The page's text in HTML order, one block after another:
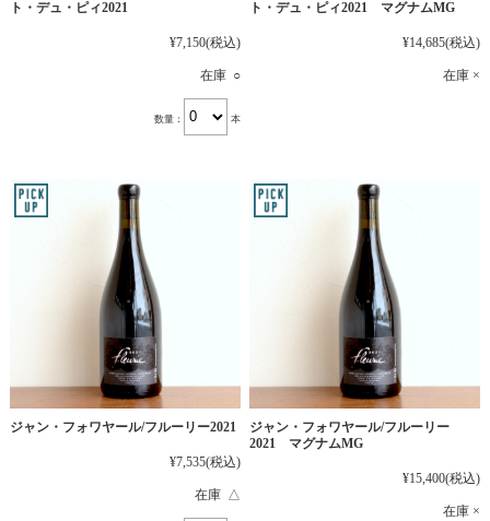
ト・デュ・ピィ2021
¥7,150(税込)
在庫 ○
数量： 本
ト・デュ・ピィ2021 マグナムMG
¥14,685(税込)
在庫 ×
ジャン・フォワヤール/フルーリー2021
¥7,535(税込)
在庫 △
ジャン・フォワヤール/フルーリー
2021 マグナムMG
¥15,400(税込)
在庫 ×